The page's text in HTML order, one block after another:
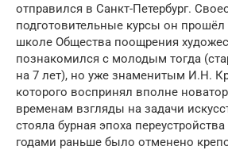
отправился в Санкт-Петербург.
подготовительные курсы он
школе Общества поощрения
познакомился с молодым тогда
на 7 лет), но уже знаменитым И.Н.
которого воспринял вполне
временам взгляды на задачи
стояла бурная эпоха
годами раньше было отменено